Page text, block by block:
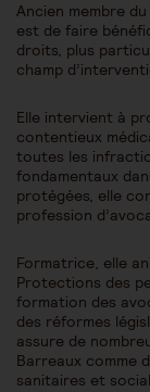
Ancien membre
est de faire
droits, plus
champ
Elle intervient à
contentieux
toutes les
fondamentaux
protégées, elle
profession
Formatrice, elle
Protections des
formation des
des réformes
assure de
Barreaux comme
sanitaires et